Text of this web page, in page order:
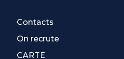
Contacts
On recrute
CARTE